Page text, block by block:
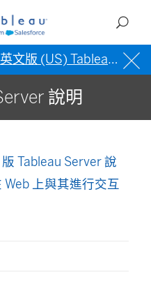
英文版 (US) Tableau 說明
說明
Tableau Server 說
Web 上與其進行交互